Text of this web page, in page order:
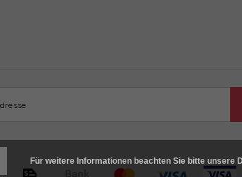
Für weitere Informationen beachten Sie bitte unsere